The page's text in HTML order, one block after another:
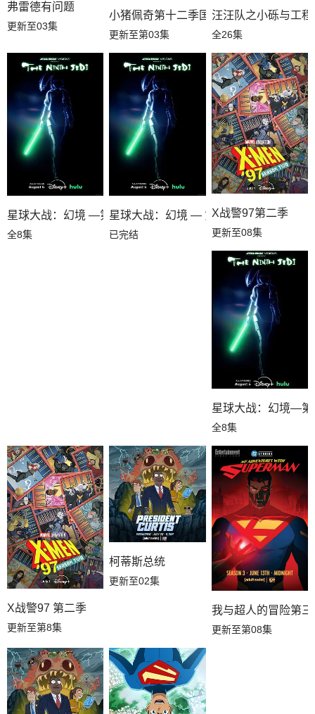
弗雷德有问题
更新至03集
小猪佩奇第十二季国语
更新至第03集
汪汪队之小砾与工
全26集
星球大战：幻境 —第九个绝地武士
全8集
星球大战：幻境 — 第九个绝地武士
已完结
X战警97第二季
更新至08集
星球大战：幻境—第
全8集
X战警97 第二季
更新至第8集
柯蒂斯总统
更新至02集
我与超人的冒险第三
更新至第08集